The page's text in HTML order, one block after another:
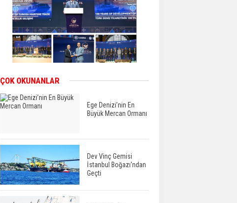
ÇOK OKUNANLAR
Ege Denizi’nin En
Büyük Mercan Ormanı
Dev Vinç Gemisi
İstanbul Boğazı'ndan
Geçti